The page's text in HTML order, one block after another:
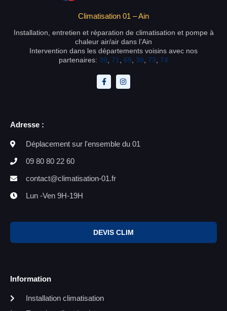
Climatisation 01 – Ain
Installation, entretien et réparation de climatisation et pompe à
chaleur air/air dans l’Ain
Intervention dans les départements voisins avec nos
partenaires: 39 71 69 38 73 74
Adresse :
Déplacement sur l'ensemble du 01
09 80 80 22 60
contact@climatisation-01.fr
Lun -Ven 9H-19H
DEVIS CLIM
Information
Installation climatisation